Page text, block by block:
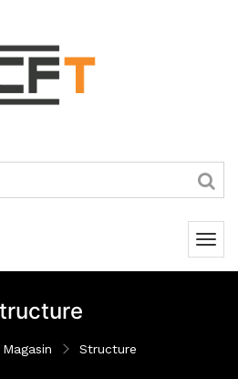
Magasin Structure